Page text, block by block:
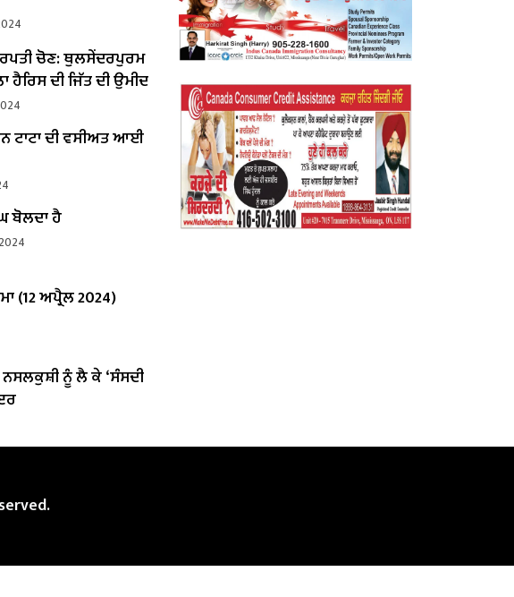
ਚੋਣ: ਥੁਲਸੇਂਦਰਪੁਰਮ
ਦੀ ਜਿੱਤ ਦੀ ਉਮੀਦ
ਟਾਟਾ ਦੀ ਵਸੀਅਤ ਆਈ
ਬੋਲਦਾ ਹੈ
(12 ਅਪ੍ਰੈਲ 2024)
ਨਸਲਕੁਸ਼ੀ ਨੂੰ ਲੈ ਕੇ ‘ਸੰਸਦੀ